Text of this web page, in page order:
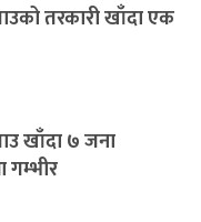
तरकारी खाँदा एक
खाँदा ७ जना
गम्भीर